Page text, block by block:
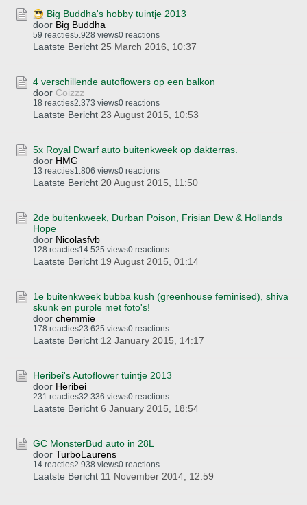
Big Buddha's hobby tuintje 2013
door Big Buddha
59 reacties5.928 views0 reactions
Laatste Bericht 25 March 2016, 10:37
4 verschillende autoflowers op een balkon
door Coizzz
18 reacties2.373 views0 reactions
Laatste Bericht 23 August 2015, 10:53
5x Royal Dwarf auto buitenkweek op dakterras.
door HMG
13 reacties1.806 views0 reactions
Laatste Bericht 20 August 2015, 11:50
2de buitenkweek, Durban Poison, Frisian Dew & Hollands
Hope
door Nicolasfvb
128 reacties14.525 views0 reactions
Laatste Bericht 19 August 2015, 01:14
1e buitenkweek bubba kush (greenhouse feminised), shiva
skunk en purple met foto's!
door chemmie
178 reacties23.625 views0 reactions
Laatste Bericht 12 January 2015, 14:17
Heribei's Autoflower tuintje 2013
door Heribei
231 reacties32.336 views0 reactions
Laatste Bericht 6 January 2015, 18:54
GC MonsterBud auto in 28L
door TurboLaurens
14 reacties2.938 views0 reactions
Laatste Bericht 11 November 2014, 12:59